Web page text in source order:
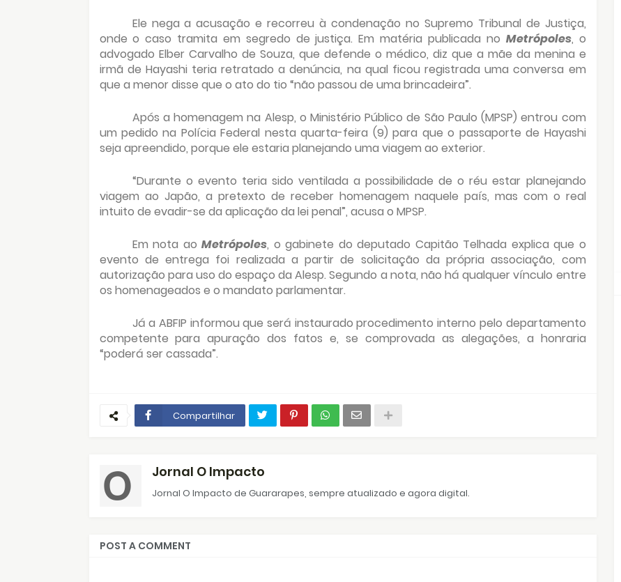
Ele nega a acusação e recorreu à condenação no Supremo Tribunal de Justiça,
onde o caso tramita em segredo de justiça. Em matéria publicada no Metrópoles, o
advogado Elber Carvalho de Souza, que defende o médico, diz que a mãe da menina e
irmã de Hayashi teria retratado a denúncia, na qual ficou registrada uma conversa em
que a menor disse que o ato do tio “não passou de uma brincadeira”.
Após a homenagem na Alesp, o Ministério Público de São Paulo (MPSP) entrou com
um pedido na Polícia Federal nesta quarta-feira (9) para que o passaporte de Hayashi
seja apreendido, porque ele estaria planejando uma viagem ao exterior.
“Durante o evento teria sido ventilada a possibilidade de o réu estar planejando
viagem ao Japão, a pretexto de receber homenagem naquele país, mas com o real
intuito de evadir-se da aplicação da lei penal”, acusa o MPSP.
Em nota aoMetrópoles, o gabinete do deputado Capitão Telhada explica que o
evento de entrega foi realizada a partir de solicitação da própria associação, com
autorização para uso do espaço da Alesp. Segundo a nota, não há qualquer vínculo entre
os homenageados e o mandato parlamentar.
Já a ABFIP informou que será instaurado procedimento interno pelo departamento
competente para apuração dos fatos e, se comprovada as alegações, a honraria
“poderá ser cassada”.
Compartilhar
Jornal O Impacto
Jornal O Impacto de Guararapes, sempre atualizado e agora digital.
POST A COMMENT